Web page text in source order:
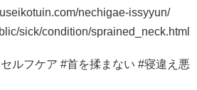
nechigae-issyyun/
sick/condition/sprained_neck.html
ルフケア #首を揉まない #寝違え悪